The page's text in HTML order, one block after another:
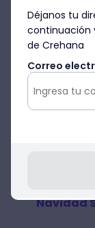
persona
amigo
En el caso
Navidad
Déjanos tu
continuación
de Crehana
Correo